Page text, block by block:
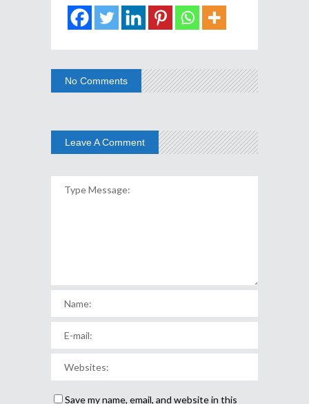
No Comments
Leave A Comment
Save my name, email, and website in this